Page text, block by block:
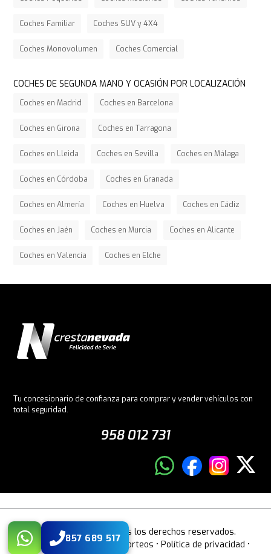
857 689 517
Coches Familiar Coches SUV y 4X4
Coches Monovolumen Coches Comercial
COCHES DE SEGUNDA MANO Y OCASIÓN POR LOCALIZACIÓN
Coches en Madrid Coches en Barcelona
Coches en Girona Coches en Tarragona
Coches en Lleida Coches en Sevilla Coches en Málaga
Coches en Córdoba Coches en Granada
Coches en Almería Coches en Huelva Coches en Cádiz
Coches en Jaén Coches en Murcia Coches en Alicante
Coches en Valencia Coches en Elche
Tu concesionario de confianza para comprar y vender vehículos con
total seguridad.
958 012 731
© 2026 Crestanevada. Todos los derechos reservados.
Aviso legal• Bases legales sorteos •Política de privacidad •